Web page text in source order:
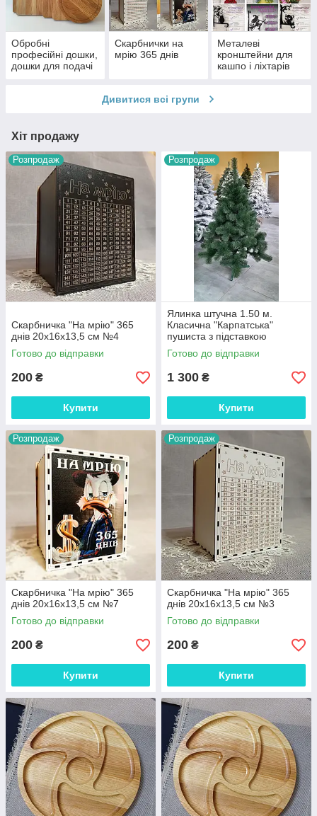
Обробні
професійні дошки,
дошки для подачі
Скарбнички на
мрію 365 днів
Металеві
кронштейни для
кашпо і ліхтарів
Дивитися всі групи
Хіт продажу
Розпродаж
Скарбничка "На мрію" 365
днів 20х16х13,5 см №4
Готово до відправки
200 ₴
Купити
Розпродаж
Ялинка штучна 1.50 м.
Класична "Карпатська"
пушиста з підставкою
Готово до відправки
1 300 ₴
Купити
Розпродаж
Скарбничка "На мрію" 365
днів 20х16х13,5 см №7
Готово до відправки
200 ₴
Купити
Розпродаж
Скарбничка "На мрію" 365
днів 20х16х13,5 см №3
Готово до відправки
200 ₴
Купити